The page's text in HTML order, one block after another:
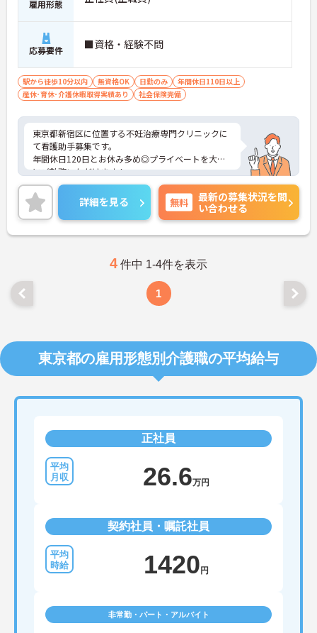
雇用形態
応募要件 ■資格・経験不問
駅から徒歩10分以内 無資格OK 日勤のみ
年間休日110日以上
産休･育休･介護休暇取得実績あり
社会保険完備
東京都新宿区に位置する不妊治療専門クリニックに
て看護助手募集です。
年間休日120日とお休み多め◎プライベートを大切
にご勤務いただけます！
ご興味ある方には、面接対策ポイントなど、さらに
詳細をお話しいたしますのでお気軽にご相談くださ
い！
詳細を見る 無料
最新の募集状況を問
い合わせる
4 件中 1-4件を表示
1
東京都の雇用形態別介護職の平均給与
正社員
26.6万円
契約社員・嘱託社員
1420 円
非常勤・パート・アルバイト